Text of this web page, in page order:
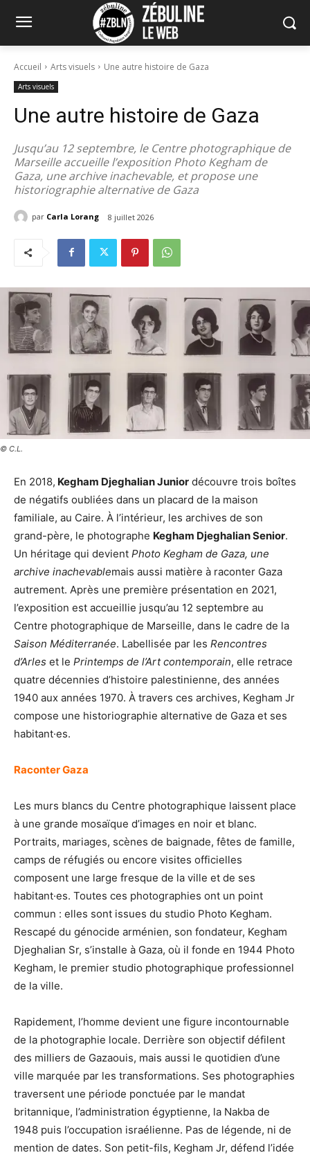
Accueil Arts visuels Une autre histoire de Gaza
Arts visuels
Une autre histoire de Gaza
Jusqu’au 12 septembre, le Centre photographique de
Marseille accueille l’exposition Photo Kegham de
Gaza, une archive inachevable, et propose une
historiographie alternative de Gaza
par Carla Lorang 8 juillet 2026
© C.L.
En 2018, Kegham Djeghalian Junior découvre trois boîtes
de négatifs oubliées dans un placard de la maison
familiale, au Caire. À l’intérieur, les archives de son
grand-père, le photographe Kegham Djeghalian Senior.
Un héritage qui devient Photo Kegham de Gaza, une
archive inachevablemais aussi matière à raconter Gaza
autrement. Après une première présentation en 2021,
l’exposition est accueillie jusqu’au 12 septembre au
Centre photographique de Marseille, dans le cadre de la
Saison Méditerranée. Labellisée par les Rencontres
d’Arles et le Printemps de l’Art contemporain, elle retrace
quatre décennies d’histoire palestinienne, des années
1940 aux années 1970. À travers ces archives, Kegham Jr
compose une historiographie alternative de Gaza et ses
habitant·es.
Raconter Gaza
Les murs blancs du Centre photographique laissent place
à une grande mosaïque d’images en noir et blanc.
Portraits, mariages, scènes de baignade, fêtes de famille,
camps de réfugiés ou encore visites officielles
composent une large fresque de la ville et de ses
habitant·es. Toutes ces photographies ont un point
commun : elles sont issues du studio Photo Kegham.
Rescapé du génocide arménien, son fondateur, Kegham
Djeghalian Sr, s’installe à Gaza, où il fonde en 1944 Photo
Kegham, le premier studio photographique professionnel
de la ville.
Rapidement, l’homme devient une figure incontournable
de la photographie locale. Derrière son objectif défilent
des milliers de Gazaouis, mais aussi le quotidien d’une
ville marquée par les transformations. Ses photographies
traversent une période ponctuée par le mandat
britannique, l’administration égyptienne, la Nakba de
1948 puis l’occupation israélienne. Pas de légende, ni de
mention de dates. Son petit-fils, Kegham Jr, défend l’idée